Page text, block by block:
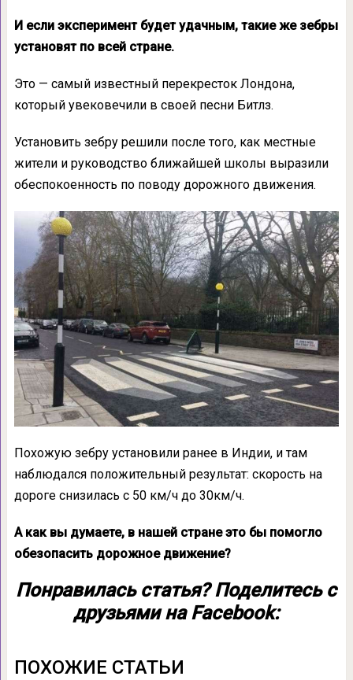
И если эксперимент будет удачным, такие же зебры
установят по всей стране.
Это — самый известный перекресток Лондона,
который увековечили в своей песни Битлз.
Установить зебру решили после того, как местные
жители и руководство ближайшей школы выразили
обеспокоенность по поводу дорожного движения.
Похожую зебру установили ранее в Индии, и там
наблюдался положительный результат: скорость на
дороге снизилась с 50 км/ч до 30км/ч.
А как вы думаете, в нашей стране это бы помогло
обезопасить дорожное движение?
Понравилась статья? Поделитесь с
друзьями на Facebook:
ПОХОЖИЕ СТАТЬИ